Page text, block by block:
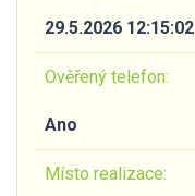
29.5.2026 12:15:02
Ověřený telefon:
Ano
Místo realizace: